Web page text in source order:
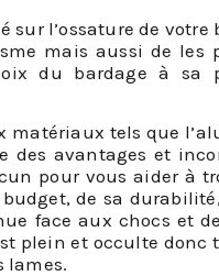
sur l’ossature de
mais aussi de
du bardage à sa
matériaux tels que
des avantages et
pour vous aider à
de sa
face aux chocs et
plein et occulte
lames.